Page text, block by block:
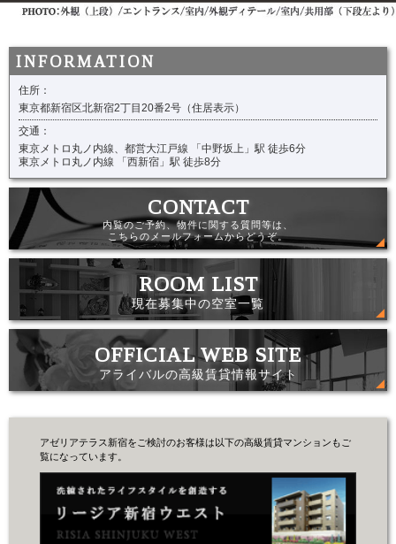
住所：
東京都新宿区北新宿2丁目20番2号（住居表示）
交通：
東京メトロ丸ノ内線、都営大江戸線 「中野坂上」駅 徒歩6分
東京メトロ丸ノ内線 「西新宿」駅 徒歩8分
内覧のご予約、物件に関する質問等は、
こちらのメールフォームからどうぞ。
現在募集中の空室一覧
アライバルの高級賃貸情報サイト
アゼリアテラス新宿をご検討のお客様は以下の高級賃貸マンションもご
覧になっています。